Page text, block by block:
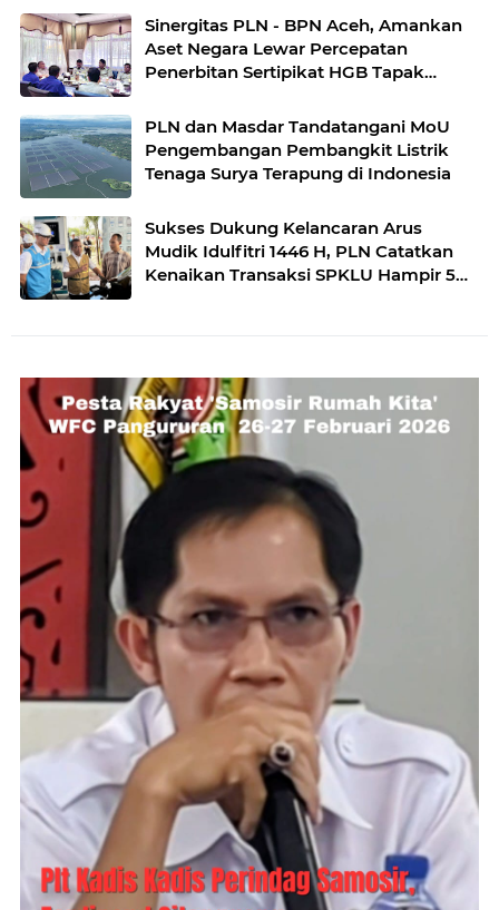
Sinergitas PLN - BPN Aceh, Amankan
Aset Negara Lewar Percepatan
Penerbitan Sertipikat HGB Tapak
PLN dan Masdar Tandatangani MoU
Pengembangan Pembangkit Listrik
Tenaga Surya Terapung di Indonesia
Sukses Dukung Kelancaran Arus
Mudik Idulfitri 1446 H, PLN Catatkan
Kenaikan Transaksi SPKLU Hampir 5